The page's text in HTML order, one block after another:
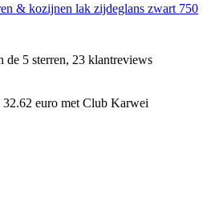
& kozijnen lak zijdeglans zwart 750
de 5 sterren, 23 klantreviews
euro met Club Karwei